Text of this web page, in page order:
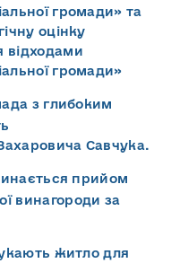
громади» та
оцінку
відходами
громади»
з глибоким
Савчука.
прийом
винагороди за
житло для